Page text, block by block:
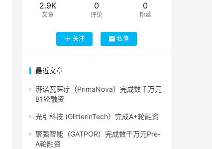
2.9K
文章
0
评论
0
粉丝
关注 私信
最近文章
湃诺瓦医疗（PrimaNova）完成数千万元
B1轮融资
光引科技 (GlitterinTech）完成A+轮融资
聚强智能（GATPOR）完成数千万元Pre-
A轮融资